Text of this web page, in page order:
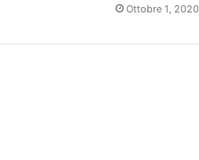
Ottobre 1, 2020